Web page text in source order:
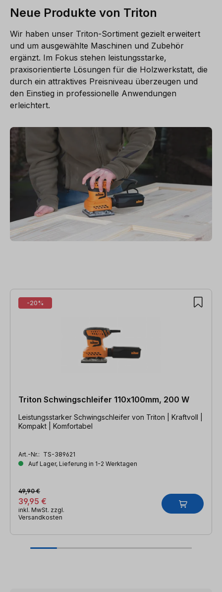
Neue Produkte von Triton
Wir haben unser Triton-Sortiment gezielt erweitert
und um ausgewählte Maschinen und Zubehör
ergänzt. Im Fokus stehen leistungsstarke,
praxisorientierte Lösungen für die Holzwerkstatt, die
durch ein attraktives Preisniveau überzeugen und
den Einstieg in professionelle Anwendungen
erleichtert.
Produktgalerie überspringen
-20%
Triton Schwingschleifer 110x100mm, 200 W
Leistungsstarker Schwingschleifer von Triton | Kraftvoll |
Kompakt | Komfortabel
Art.-Nr.: TS-389621
Auf Lager, Lieferung in 1-2 Werktagen
39,95 €
49,90 €
inkl. MwSt. zzgl.
Versandkosten